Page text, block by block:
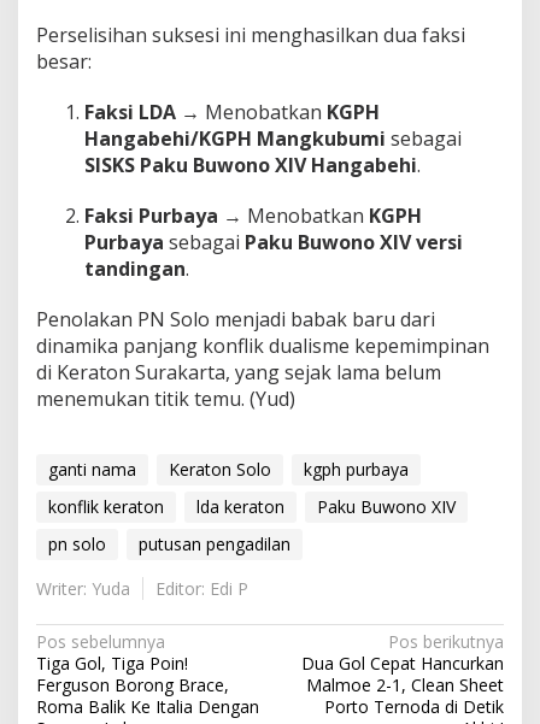
Perselisihan suksesi ini menghasilkan dua faksi
besar:
Faksi LDA → Menobatkan KGPH
Hangabehi/KGPH Mangkubumi sebagai
SISKS Paku Buwono XIV Hangabehi.
Faksi Purbaya → Menobatkan KGPH
Purbaya sebagai Paku Buwono XIV versi
tandingan.
Penolakan PN Solo menjadi babak baru dari
dinamika panjang konflik dualisme kepemimpinan
di Keraton Surakarta, yang sejak lama belum
menemukan titik temu. (Yud)
ganti nama Keraton Solo
kgph purbaya
konflik keraton
lda keraton
Paku Buwono XIV
pn solo
putusan pengadilan
Writer: Yuda
Editor: Edi P
N
a
v
Pos sebelumnya
Tiga Gol, Tiga Poin!
Ferguson Borong Brace,
Roma Balik Ke Italia Dengan
Pos berikutnya
Dua Gol Cepat Hancurkan
Malmoe 2-1, Clean Sheet
Porto Ternoda di Detik